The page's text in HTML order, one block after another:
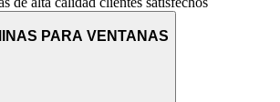
PARA VENTANAS